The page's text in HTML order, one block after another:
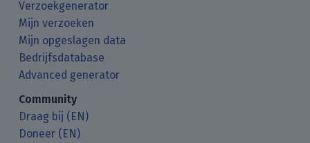
Verzoekgenerator
Mijn verzoeken
Mijn opgeslagen data
Bedrijfsdatabase
Advanced generator
Community
Draag bij (EN)
Doneer (EN)